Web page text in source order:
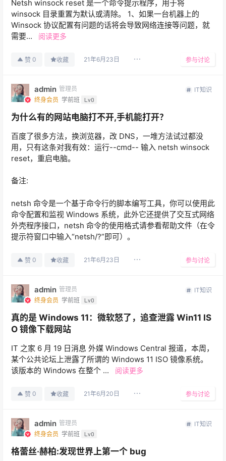
Netsh winsock reset 是一个命令提示程序，用于将
winsock 目录重置为默认或清除。 1、如果一台机器上的
Winsock 协议配置有问题的话将会导致网络连接等问题，就
需要...
阅读更多
赞 0 收藏 21年6月23日 参与讨论
admin 管理员
终身会员 学前班 Lv0
IT知识
为什么有的网站电脑打不开,手机能打开？
百度了很多方法，换浏览器，改 DNS，一堆方法试过都没
用，只有这条对我有效：运行--cmd-- 输入 netsh winsock
reset，重启电脑。
备注:
netsh 命令是一个基于命令行的脚本编写工具，你可以使用此
命令配置和监视 Windows 系统，此外它还提供了交互式网络
外壳程序接口，netsh 命令的使用格式请参看帮助文件（在令
提示符窗口中输入“netsh/?”即可）。
赞 0 收藏 21年6月23日 参与讨论
admin 管理员
终身会员 学前班 Lv0
IT知识
真的是 Windows 11：微软怒了，追查泄露 Win11 IS
O 镜像下载网站
IT 之家 6 月 19 日消息 外媒 Windows Central 报道，本周，
某个公共论坛上泄露了所谓的 Windows 11 ISO 镜像系统。
该版本的 Windows 在整个 ...
阅读更多
赞 0 收藏 21年6月20日 参与讨论
admin 管理员
终身会员 学前班 Lv0
IT知识
格蕾丝·赫柏:发现世界上第一个 bug